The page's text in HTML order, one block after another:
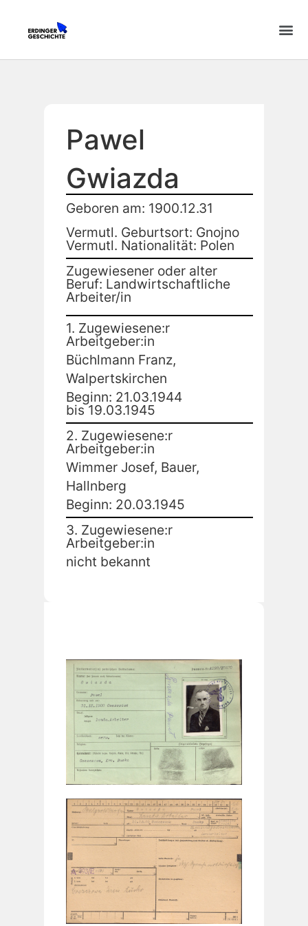
Pawel
Gwiazda
Geboren am: 1900.12.31
Vermutl. Geburtsort: Gnojno
Vermutl. Nationalität: Polen
Zugewiesener oder alter
Beruf: Landwirtschaftliche
Arbeiter/in
1. Zugewiesene:r
Arbeitgeber:in
Büchlmann Franz,
Walpertskirchen
Beginn: 21.03.1944
bis 19.03.1945
2. Zugewiesene:r
Arbeitgeber:in
Wimmer Josef, Bauer,
Hallnberg
Beginn: 20.03.1945
3. Zugewiesene:r
Arbeitgeber:in
nicht bekannt